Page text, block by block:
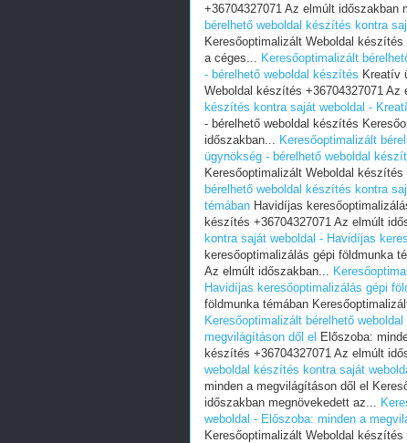
+36704327071 Az elmúlt időszakban
bérelhető weboldal készítés kontra
Keresőoptimalizált Weboldal
a céges... Keresőoptimalizált
- bérelhető weboldal készítés Kreatív
Weboldal készítés +36704327071 Az
készítés kontra saját weboldal -
- bérelhető weboldal készítés
időszakban... Keresőoptimalizált
ügynökség - bérelhető weboldal
Keresőoptimalizált Weboldal
bérelhető weboldal készítés kontra
témában Havidíjas
készítés +36704327071 Az elmúlt
kontra saját weboldal - Havidíjas
keresőoptimalizálás gépi földmunka
Az elmúlt időszakban...
Havidíjas keresőoptimalizálás gépi
földmunka témában
Keresőoptimalizált bérelhető
megvilágításon dől el Előszoba:
készítés +36704327071 Az elmúlt
weboldal készítés kontra saját
minden a megvilágításon dől el
időszakban megnövekedett az...
weboldal - Előszoba: minden a
Keresőoptimalizált Weboldal